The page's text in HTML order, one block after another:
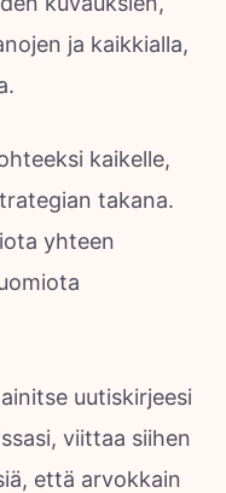
ja kaikkialla,
kaikelle,
takana.
yhteen
uutiskirjeesi
viittaa siihen
että arvokkain